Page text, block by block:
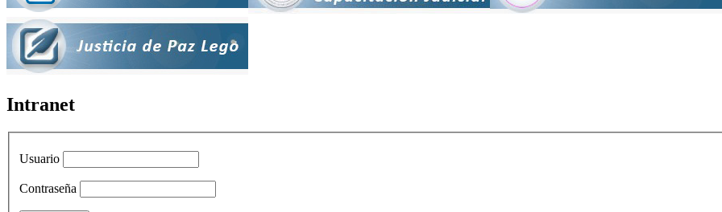
Intranet
Usuario
Contraseña